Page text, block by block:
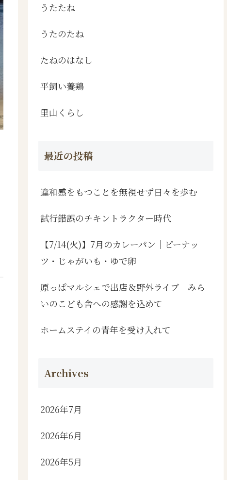
うたたね
うたのたね
たねのはなし
平飼い養鶏
里山くらし
最近の投稿
違和感をもつことを無視せず日々を歩む
試行錯誤のチキントラクター時代
【7/14(火)】7月のカレーパン｜ピーナッ
ツ・じゃがいも・ゆで卵
原っぱマルシェで出店＆野外ライブ みら
いのこども舎への感謝を込めて
ホームステイの青年を受け入れて
Archives
2026年7月
2026年6月
2026年5月